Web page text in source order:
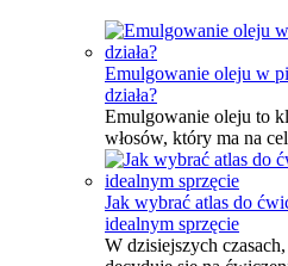
Emulgowanie oleju w
działa?
Emulgowanie oleju to
włosów, który ma na
Jak wybrać atlas do
idealnym sprzęcie
W dzisiejszych